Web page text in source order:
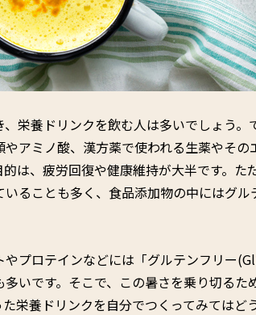
栄養ドリンクを飲む人は多いでしょう。
アミノ酸、漢方薬で使われる生薬やその
は、疲労回復や健康維持が大半です。た
ることも多く、食品添加物の中にはグル
プロテインなどには「グルテンフリー
いです。そこで、この暑さを乗り切るた
栄養ドリンクを自分でつくってみてはど